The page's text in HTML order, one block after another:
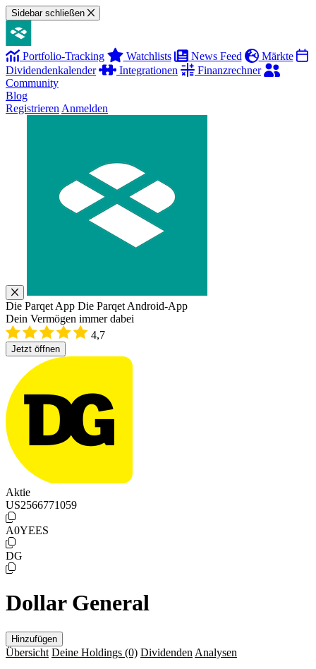
Sidebar schließen
Portfolio-Tracking Watchlists News Feed
Märkte
Dividendenkalender
Integrationen
Finanzrechner
Community
Blog
Registrieren Anmelden
Die Parqet App Die Parqet Android-App
Dein Vermögen immer dabei
4,7
Jetzt öffnen
Aktie
US2566771059
A0YEES
DG
Dollar General
Hinzufügen
Übersicht Deine Holdings (0) Dividenden Analysen